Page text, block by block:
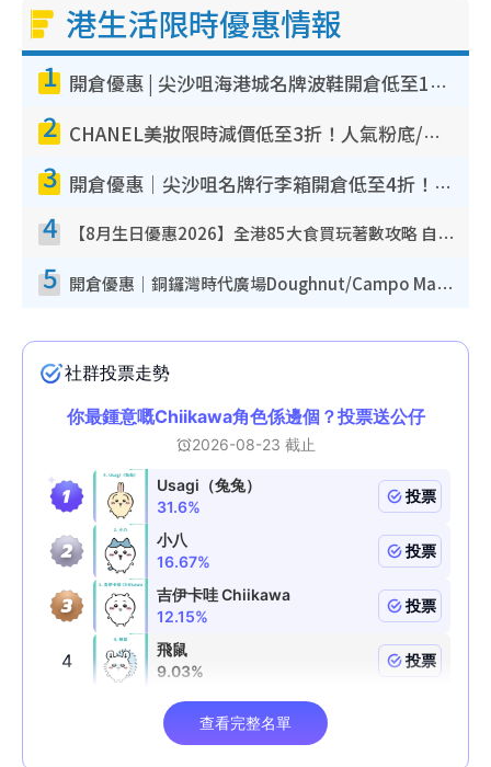
港生活限時優惠情報
1 開倉優惠 | 尖沙咀海港城名牌波鞋開倉低至1折！On鞋$899起／Joy&Peace鞋履$98起
2 CHANEL美妝限時減價低至3折！人氣粉底/唇膏/精華液低至$275！COCO香水都有平
3 開倉優惠｜尖沙咀名牌行李箱開倉低至4折！一連5日 American Tourister/ace./Hallmark $200起！
4 【8月生日優惠2026】全港85大食買玩著數攻略 自助餐/火鍋放題同行免費＋誠品/DONKI送現金券
5 開倉優惠｜銅鑼灣時代廣場Doughnut/Campo Marzio開倉低至1折！背囊、書包、手袋劈價$200起